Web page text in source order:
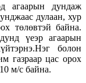
агаарын дундаж
дулаан, хур
төлөвтэй байна.
үеэр агаарын
болон
газраар цас орох
м/с байна.